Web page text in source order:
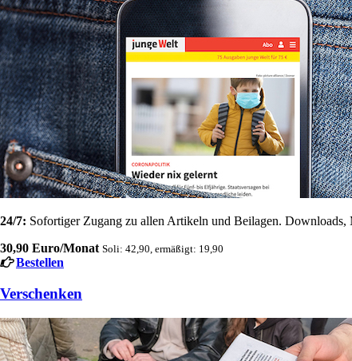
24/7: Sofortiger Zugang zu allen Artikeln und Beilagen. Downloads,
30,90 Euro/Monat Soli: 42,90, ermäßigt: 19,90
Bestellen
Verschenken